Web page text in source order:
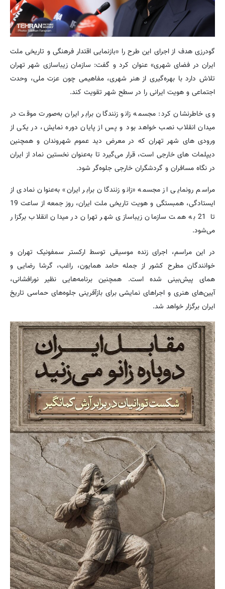
گودرزی هدف از اجرای این طرح را «بازنمایی اقتدار فرهنگی و تاریخی ملت
ایران در فضای شهری» عنوان کرد و گفت: سازمان زیباسازی شهر تهران
تلاش دارد با بهره‌گیری از هنر شهری، مفاهیمی چون عزت ملی، وحدت
اجتماعی و هویت ایرانی را در سطح شهر تقویت کند.
وی خاطرنشان کرد: مجسمه زانو زنندگان برابر ایران به‌صورت موقت در
میدان انقلاب نصب خواهد بود و پس از پایان دوره نمایش، در یکی از
ورودی های شهر تهران که در معرض دید عموم شهروندان و همچنین
دیپلمات های خارجی است، قرار می‌گیرد تا به‌عنوان نخستین نماد از ایران
در نگاه مسافران و گردشگران خارجی جلوه‌گر شود.
مراسم رونمایی از مجسمه «زانو زنندگان برابر ایران» به‌عنوان نمادی از
ایستادگی، همبستگی و هویت تاریخی ملت ایران، روز جمعه از ساعت 19
تا 21 به همت سازمان زیباسازی شهر تهران در میدان انقلاب برگزار
می‌شود.
در این مراسم، اجرای زنده موسیقی توسط ارکستر سمفونیک تهران و
خوانندگان مطرح کشور از جمله حامد همایون، راغب، گرشا رضایی و
همای پیش‌بینی شده است. همچنین برنامه‌هایی نظیر نورافشانی،
آیین‌های هنری و اجراهای نمایشی برای بازآفرینی جلوه‌های حماسی تاریخ
ایران برگزار خواهد شد.